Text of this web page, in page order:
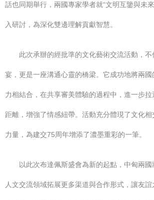
話也同期舉行，兩國專家學者就“文明互鑒與未
入研討，為深化雙邊理解貢獻智慧。
此次承辦的經批準的文化藝術交流活動，
宴，更是一座溝通心靈的橋梁。它成功地將兩
力相結合，在共享審美體驗的過程中，進一步
距離，增強了情感紐帶。活動充分體現了文化
力量，為建交75周年增添了濃墨重彩的一筆。
以此次布達佩斯盛會為新的起點，中匈兩
人文交流領域拓展更多渠道與合作形式，讓友